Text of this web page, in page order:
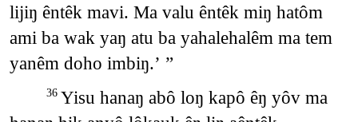
lijiŋ êntêk mavi. Ma valu êntêk miŋ hatôm
ami ba wak yaŋ atu ba yahalehalêm ma tem
yanêm doho imbiŋ.’ ”
36 Yisu hanaŋ abô loŋ kapô êŋ yôv ma